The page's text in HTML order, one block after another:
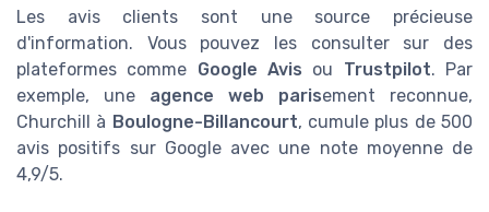
Les avis clients sont une source précieuse
d'information. Vous pouvez les consulter sur des
plateformes comme Google Avis ou Trustpilot. Par
exemple, une agence web parisement reconnue,
Churchill à Boulogne-Billancourt, cumule plus de 500
avis positifs sur Google avec une note moyenne de
4,9/5.